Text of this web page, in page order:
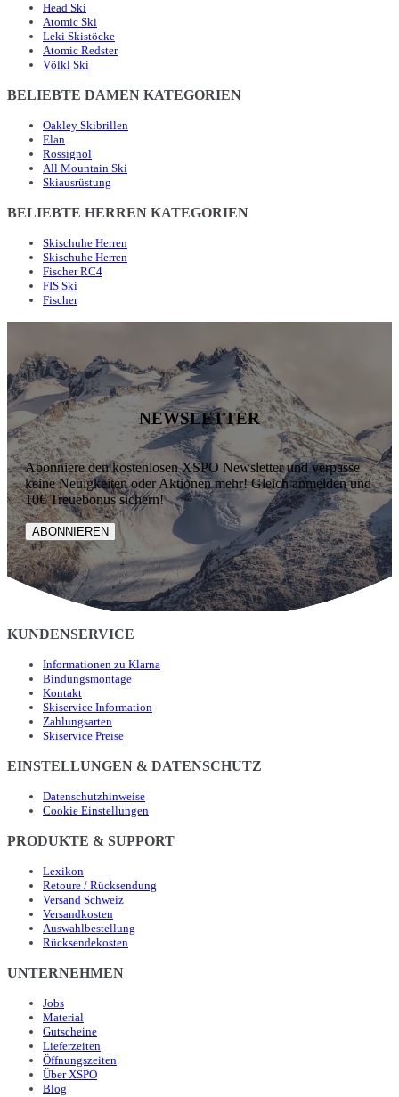
Head Ski
Atomic Ski
Leki Skistöcke
Atomic Redster
Völkl Ski
BELIEBTE DAMEN KATEGORIEN
Oakley Skibrillen
Elan
Rossignol
All Mountain Ski
Skiausrüstung
BELIEBTE HERREN KATEGORIEN
Skischuhe Herren
Skischuhe Herren
Fischer RC4
FIS Ski
Fischer
NEWSLETTER
Abonniere den kostenlosen XSPO Newsletter und verpasse
keine Neuigkeiten oder Aktionen mehr! Gleich anmelden und
10€ Treuebonus sichern!
ABONNIEREN
KUNDENSERVICE
Informationen zu Klarna
Bindungsmontage
Kontakt
Skiservice Information
Zahlungsarten
Skiservice Preise
EINSTELLUNGEN & DATENSCHUTZ
Datenschutzhinweise
Cookie Einstellungen
PRODUKTE & SUPPORT
Lexikon
Retoure / Rücksendung
Versand Schweiz
Versandkosten
Auswahlbestellung
Rücksendekosten
UNTERNEHMEN
Jobs
Material
Gutscheine
Lieferzeiten
Öffnungszeiten
Über XSPO
Blog